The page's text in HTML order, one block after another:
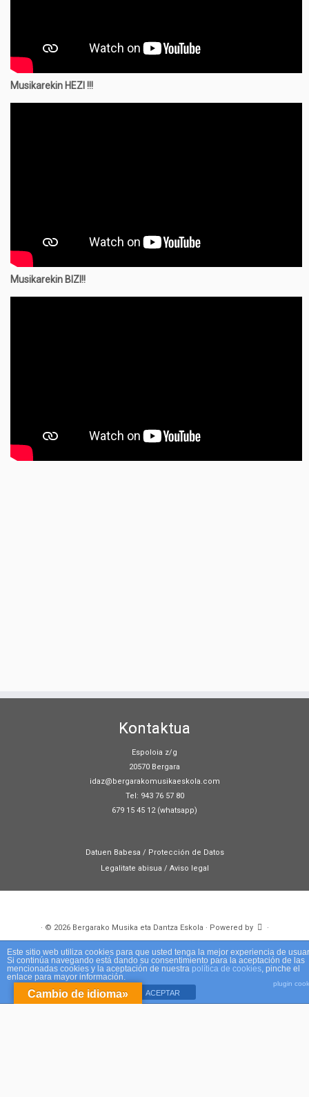
Musikarekin HEZI !!!
Musikarekin BIZI!!
Kontaktua
Espoloia z/g
20570 Bergara
idaz@bergarakomusikaeskola.com
Tel: 943 76 57 80
679 15 45 12 (whatsapp)
Datuen Babesa / Protección de Datos
Legalitate abisua / Aviso legal
· © 2026 Bergarako Musika eta Dantza Eskola · Powered by
·
Designed with theCustomizr theme·
Este sitio web utiliza cookies para que usted tenga la mejor experiencia de
Si continúa navegando está dando su consentimiento para la aceptación de las
mencionadas cookies y la aceptación de nuestra política de cookies, pinche el
enlace para mayor información.
plugin
ACEPTAR
Cambio de idioma»